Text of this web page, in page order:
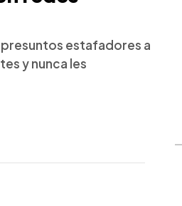
estafadores a
y nunca les